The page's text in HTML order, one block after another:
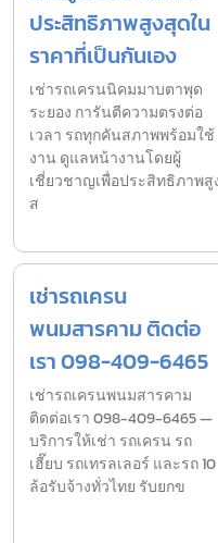
ประสิทธิภาพสูงสุดใน
ราคาที่เป็นกันเอง
เช่ารถเครนนิคมมาบตาพุด
ระยอง การันตีความตรงต่อ
เวลา รถทุกคันสภาพพร้อมใช้
งาน ดูแลหน้างานโดยผู้
เชี่ยวชาญเพื่อประสิทธิภาพสู
ส
เช่ารถเครน
พนมสารคาม ติดต่อ
เรา 098-409-6465
เช่ารถเครนพนมสารคาม
ติดต่อเรา 098-409-6465 —
บริการให้เช่า รถเครน รถ
เฮี๊ยบ รถเทรลเลอร์ และรถ 10
ล้อรับจ้างทั่วไทย รับยกข